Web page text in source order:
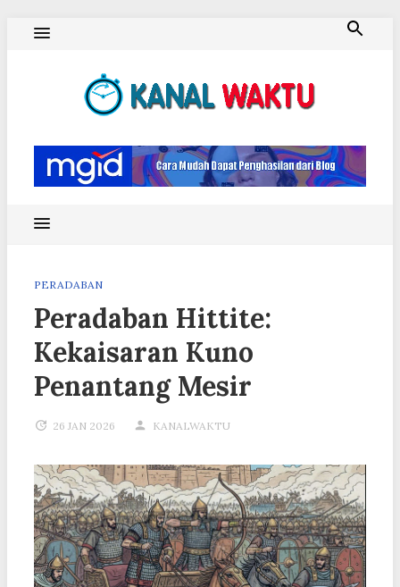
PERADABAN
Peradaban Hittite:
Kekaisaran Kuno
Penantang Mesir
26 JAN 2026 KANALWAKTU